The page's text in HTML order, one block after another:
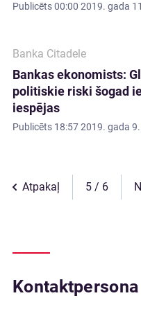
Publicēts00:00 2019. gada
Banka Citadele
Bankas ekonomists:
politiskie riski šogad
iespējas
Publicēts 18:57 2019. gada
Atpakaļ 5
Kontaktpersona